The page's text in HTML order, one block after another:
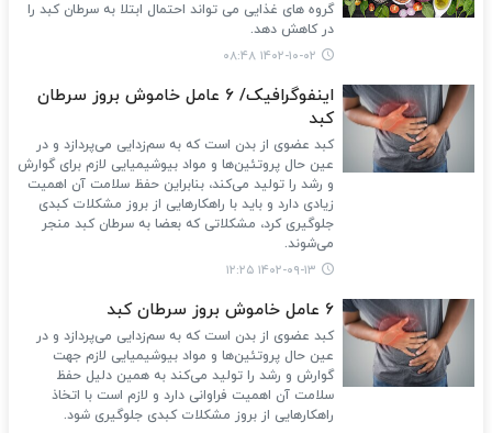
گروه های غذایی می تواند احتمال ابتلا به سرطان کبد را
در کاهش دهد.
۱۴۰۲-۱۰-۰۲ ۰۸:۴۸
اینفوگرافیک/ ۶ عامل خاموش بروز سرطان
کبد
کبد عضوی از بدن است که به سم‌زدایی می‌پردازد و در
عین حال پروتئین‌ها و مواد بیوشیمیایی لازم برای گوارش
و رشد را تولید می‌کند، بنابراین حفظ سلامت آن اهمیت
زیادی دارد و باید با راهکارهایی از بروز مشکلات کبدی
جلوگیری کرد، مشکلاتی که بعضا به سرطان کبد منجر
می‌شوند.
۱۴۰۲-۰۹-۱۳ ۱۲:۲۵
۶ عامل خاموش بروز سرطان کبد
کبد عضوی از بدن است که به سم‌زدایی می‌پردازد و در
عین حال پروتئین‌ها و مواد بیوشیمیایی لازم جهت
گوارش و رشد را تولید می‌کند به همین دلیل حفظ
سلامت آن اهمیت فراوانی دارد و لازم است با اتخاذ
راهکارهایی از بروز مشکلات کبدی جلوگیری شود.